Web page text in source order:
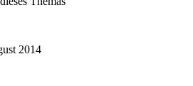
2014